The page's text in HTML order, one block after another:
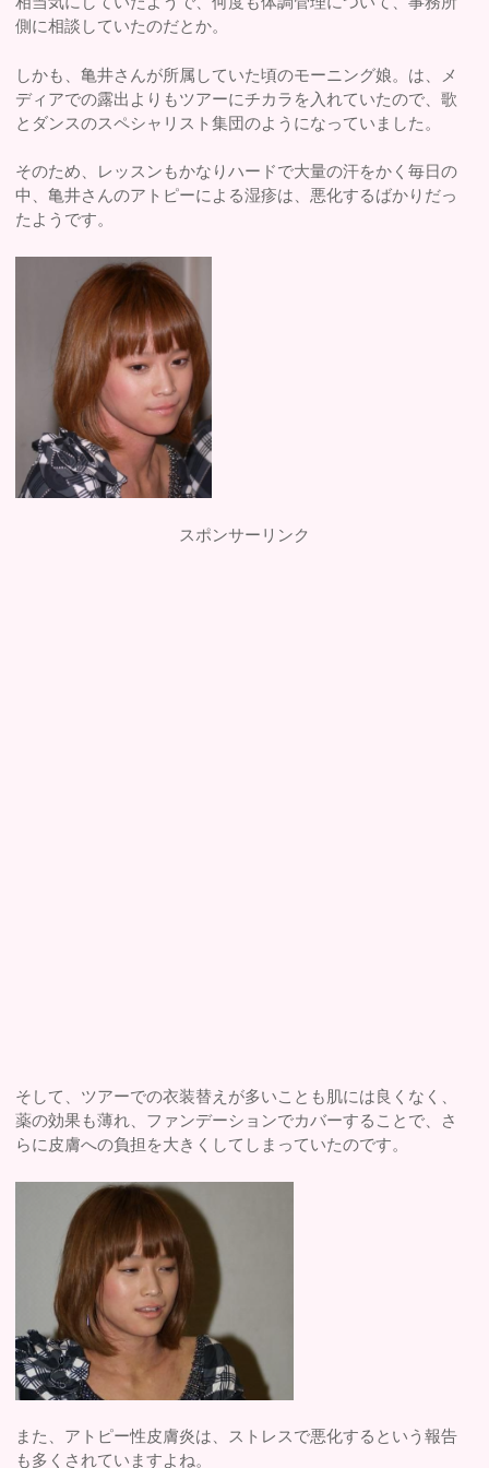
側に相談していたのだとか。
しかも、亀井さんが所属していた頃のモーニング娘。は、メ
ディアでの露出よりもツアーにチカラを入れていたので、歌
とダンスのスペシャリスト集団のようになっていました。
そのため、レッスンもかなりハードで大量の汗をかく毎日の
中、亀井さんのアトピーによる湿疹は、悪化するばかりだっ
たようです。
スポンサーリンク
そして、ツアーでの衣装替えが多いことも肌には良くなく、
薬の効果も薄れ、ファンデーションでカバーすることで、さ
らに皮膚への負担を大きくしてしまっていたのです。
また、アトピー性皮膚炎は、ストレスで悪化するという報告
も多くされていますよね。